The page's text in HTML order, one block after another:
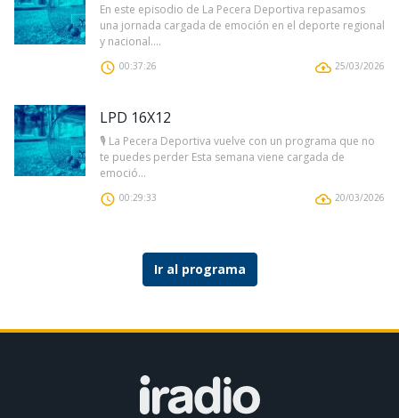
En este episodio de La Pecera Deportiva repasamos
una jornada cargada de emoción en el deporte regional
y nacional....
00:37:26 25/03/2026
LPD 16X12
🎙️ La Pecera Deportiva vuelve con un programa que no
te puedes perder Esta semana viene cargada de
emoció...
00:29:33 20/03/2026
Ir al programa